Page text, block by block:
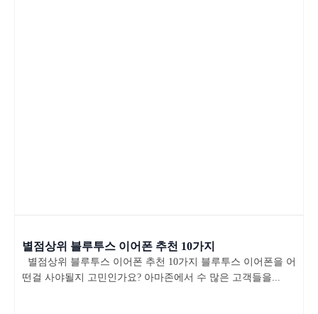
별점상위 블루투스 이어폰 추천 10가지
별점상위 블루투스 이어폰 추천 10가지 블루투스 이어폰을 어
떤걸 사야될지 고민인가요? 아마존에서 수 많은 고객들을...